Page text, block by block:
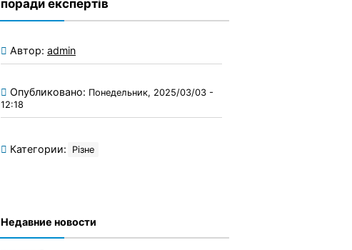
поради експертів
Автор: admin
Опубликовано: Понедельник, 2025/03/03 -
12:18
Категории: Різне
Недавние новости